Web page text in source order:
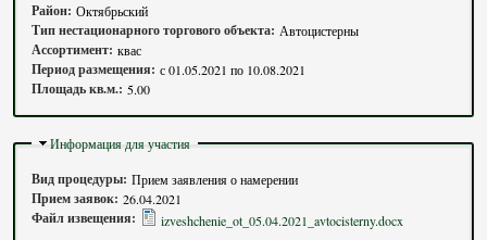
Район: Октябрьский
Тип нестационарного торгового объекта: Автоцистерны
Ассортимент: квас
Период размещения: с01.05.2021 по 10.08.2021
Площадь кв.м.: 5.00
Скрыть
Информация для участия
Вид процедуры: Прием заявления о намерении
Прием заявок: 26.04.2021
Файл извещения: izveshchenie_ot_05.04.2021_avtocisterny.docx